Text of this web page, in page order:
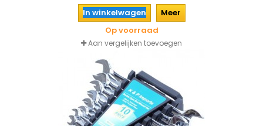
In winkelwagen
Meer
Op voorraad
Aan vergelijken toevoegen